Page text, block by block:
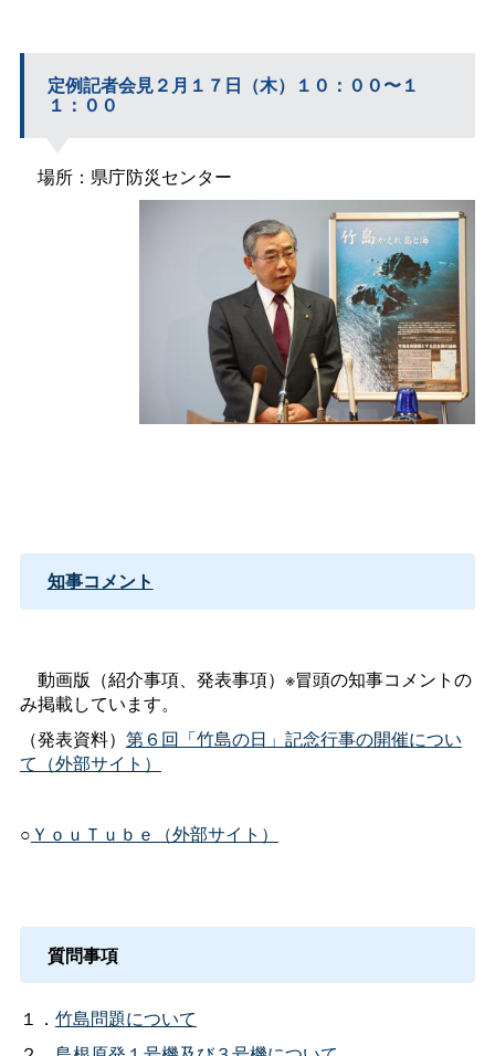
定例記者会見２月１７日（木）１０：００〜１
１：００
場所：県庁防災センター
知事コメント
動画版（紹介事項、発表事項）※冒頭の知事コメントの
み掲載しています。
（発表資料） 第６回「竹島の日」記念行事の開催につい
て（外部サイト）
○ＹｏｕＴｕｂｅ（外部サイト）
質問事項
１． 竹島問題について